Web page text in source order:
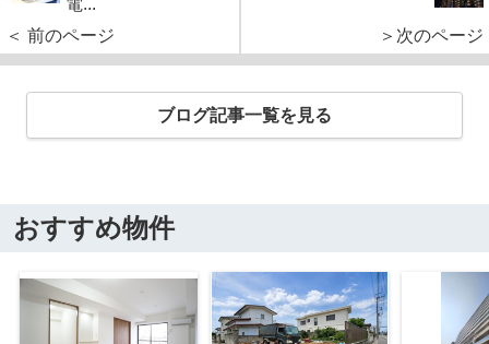
電...
＜ 前のページ
＞次のページ
ブログ記事一覧を見る
おすすめ物件